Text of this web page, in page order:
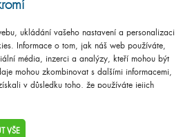
Dřevojas v. d.,
ukládání vašeho nastavení a personalizaci
Informace o tom, jak náš web používáte,
média, inzerci a analýzy, kteří mohou být
mohou zkombinovat s dalšími informacemi,
v důsledku toho, že používáte jejich
VŠE